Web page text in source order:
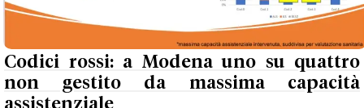
Codici rossi: a Modena uno su quattro
non gestito da massima capacità